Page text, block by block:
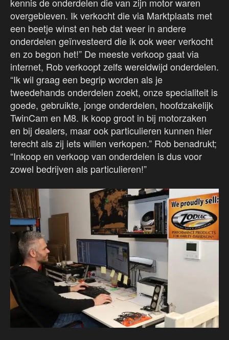
overgebleven. Ik verkocht die via Marktplaats met
een beetje winst en heb dat weer in andere
onderdelen geïnvesteerd die ik ook weer verkocht
en zo begon het!” De meeste verkoop gaat via
internet, Rob verkoopt zelfs wereldwijd onderdelen.
“Ik wil graag een begrip worden als je
tweedehands onderdelen zoekt, onze specialiteit is
goede, gebruikte, jonge onderdelen, hoofdzakelijk
TwinCam en M8. Ik koop groot in bij motorzaken
en bij dealers, maar ook particulieren kunnen hier
terecht als zij iets willen verkopen.” Rob benadrukt;
“Inkoop en verkoop van onderdelen is dus voor
zowel bedrijven als particulieren!”